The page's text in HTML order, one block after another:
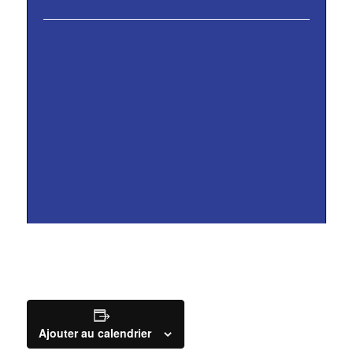
Ajouter au calendrier